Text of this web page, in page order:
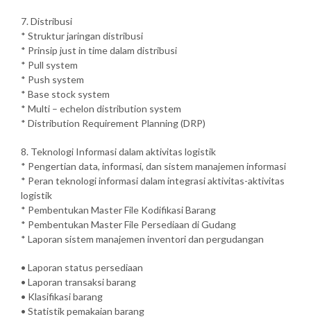
7. Distribusi
* Struktur jaringan distribusi
* Prinsip just in time dalam distribusi
* Pull system
* Push system
* Base stock system
* Multi – echelon distribution system
* Distribution Requirement Planning (DRP)
8. Teknologi Informasi dalam aktivitas logistik
* Pengertian data, informasi, dan sistem manajemen informasi
* Peran teknologi informasi dalam integrasi aktivitas-aktivitas
logistik
* Pembentukan Master File Kodifikasi Barang
* Pembentukan Master File Persediaan di Gudang
* Laporan sistem manajemen inventori dan pergudangan
• Laporan status persediaan
• Laporan transaksi barang
• Klasifikasi barang
• Statistik pemakaian barang